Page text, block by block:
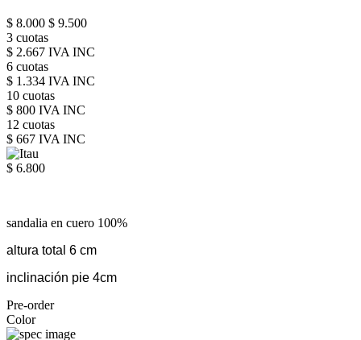
$ 8.000 $ 9.500
3 cuotas
$ 2.667 IVA INC
6 cuotas
$ 1.334 IVA INC
10 cuotas
$ 800 IVA INC
12 cuotas
$ 667 IVA INC
$ 6.800
sandalia en cuero 100%
altura total 6 cm
inclinación pie 4cm
Pre-order
Color